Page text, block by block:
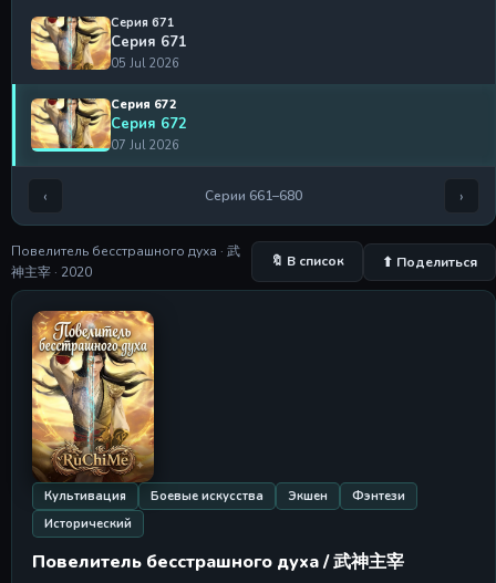
Серия 671
Серия 671
05 Jul 2026
Серия 672
Серия 672
07 Jul 2026
12 Jul 2026
Серия 674
14 Jul 2026
Серия 675
Серия 675
19 Jul 2026
Серия 676
Серия 676
21 Jul 2026
Серия 677
Серия 677
26 Jul 2026
‹ Серии 661–680 ›
Повелитель бесстрашного духа · 武
神主宰 · 2020
🔖 В список ⬆ Поделиться
Культивация Боевые искусства Экшен
Фэнтези
Исторический
Повелитель бесстрашного духа / 武神主宰